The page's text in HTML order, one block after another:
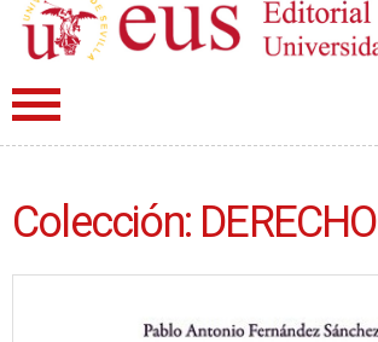
Colección: DERECHO